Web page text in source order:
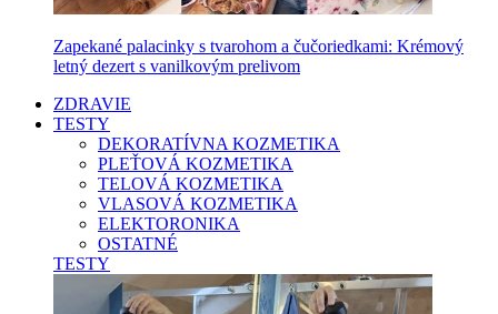
Zapekané palacinky s tvarohom a čučoriedkami: Krémový
letný dezert s vanilkovým prelivom
ZDRAVIE
TESTY
DEKORATÍVNA KOZMETIKA
PLEŤOVÁ KOZMETIKA
TELOVÁ KOZMETIKA
VLASOVÁ KOZMETIKA
ELEKTORONIKA
OSTATNÉ
TESTY